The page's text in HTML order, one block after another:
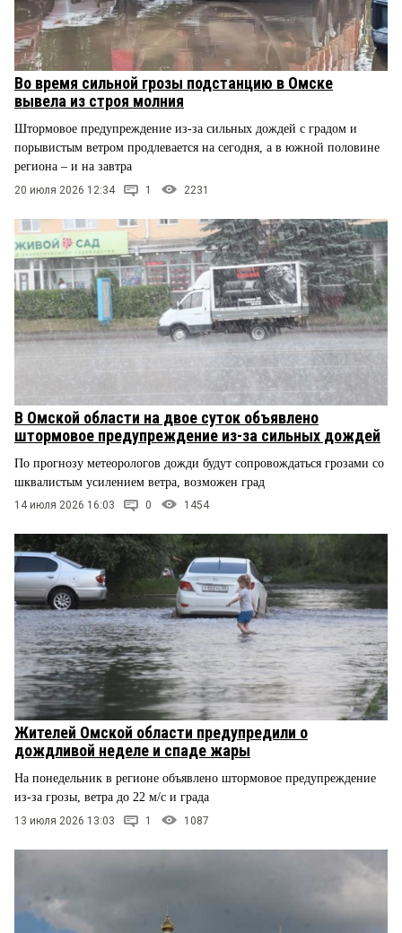
Во время сильной грозы подстанцию в Омске
вывела из строя молния
Штормовое предупреждение из-за сильных дождей с градом и
порывистым ветром продлевается на сегодня, а в южной половине
региона – и на завтра
20 июля 2026 12:34 1 2231
В Омской области на двое суток объявлено
штормовое предупреждение из-за сильных дождей
По прогнозу метеорологов дожди будут сопровождаться грозами со
шквалистым усилением ветра, возможен град
14 июля 2026 16:03 0 1454
Жителей Омской области предупредили о
дождливой неделе и спаде жары
На понедельник в регионе объявлено штормовое предупреждение
из-за грозы, ветра до 22 м/с и града
13 июля 2026 13:03 1 1087